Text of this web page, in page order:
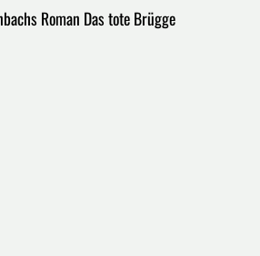
Roman Das tote Brügge